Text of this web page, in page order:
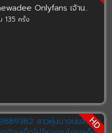
Onlyfans เจ้าน..
135 ครั้ง
HD